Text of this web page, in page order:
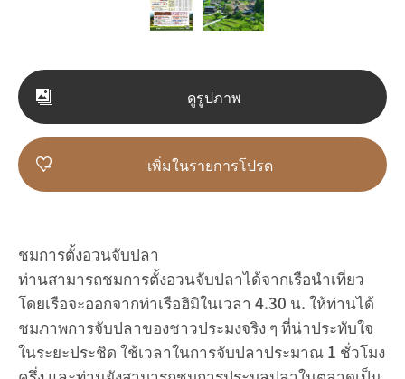
ดูรูปภาพ
เพิ่มในรายการโปรด
ชมการตั้งอวนจับปลา
ท่านสามารถชมการตั้งอวนจับปลาได้จากเรือนำเที่ยว
โดยเรือจะออกจากท่าเรือฮิมิในเวลา 4.30 น. ให้ท่านได้
ชมภาพการจับปลาของชาวประมงจริง ๆ ที่น่าประทับใจ
ในระยะประชิด ใช้เวลาในการจับปลาประมาณ 1 ชั่วโมง